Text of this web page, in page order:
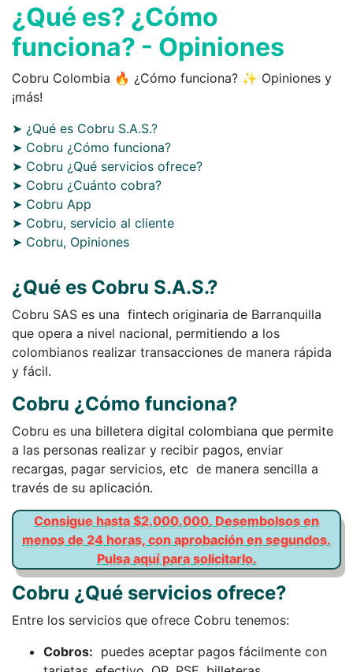
¿Qué es? ¿Cómo
funciona? - Opiniones
Cobru Colombia 🔥 ¿Cómo funciona? ✨ Opiniones y
¡más!
➤ ¿Qué es Cobru S.A.S.?
➤ Cobru ¿Cómo funciona?
➤ Cobru ¿Qué servicios ofrece?
➤ Cobru ¿Cuánto cobra?
➤ Cobru App
➤ Cobru, servicio al cliente
➤ Cobru, Opiniones
¿Qué es Cobru S.A.S.?
Cobru SAS es una fintech originaria de Barranquilla
que opera a nivel nacional, permitiendo a los
colombianos realizar transacciones de manera rápida
y fácil.
Cobru ¿Cómo funciona?
Cobru es una billetera digital colombiana que permite
a las personas realizar y recibir pagos, enviar
recargas, pagar servicios, etc de manera sencilla a
través de su aplicación.
Consigue hasta $2.000.000. Desembolsos en
menos de 24 horas, con aprobación en segundos.
Pulsa aquí para solicitarlo.
Cobru ¿Qué servicios ofrece?
Entre los servicios que ofrece Cobru tenemos:
Cobros: puedes aceptar pagos fácilmente con